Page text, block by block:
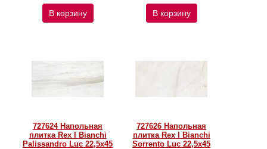
В корзину В корзину
727624 Напольная
плитка Rex I Bianchi
Palissandro Luc 22,5x45
727626 Напольная
плитка Rex I Bianchi
Sorrento Luc 22,5x45